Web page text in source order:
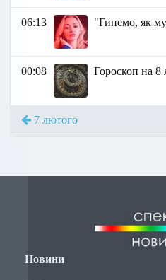
06:13 "Гинемо, як
00:08 Гороскоп на 8
7 лютого
Новини